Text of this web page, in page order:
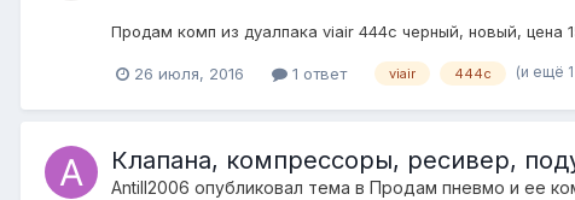
Продам комп из дуалпака viair 444c черный, новый, цена
26 июля, 2016 1 ответ viair 444c (и ещё 1
Клапана, компрессоры, ресивер,
Antill2006 опубликовал тема в Продам пневмо и ее